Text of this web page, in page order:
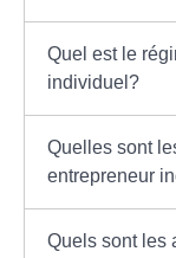
Quel est le
individuel?
Quelles sont
entrepreneur
Quels sont les